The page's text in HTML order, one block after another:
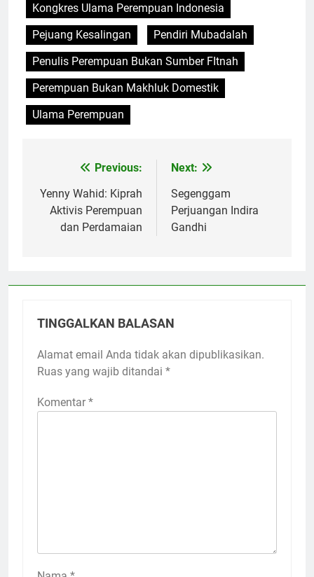
Kongkres Ulama Perempuan Indonesia
Pejuang Kesalingan
Pendiri Mubadalah
Penulis Perempuan Bukan Sumber FItnah
Perempuan Bukan Makhluk Domestik
Ulama Perempuan
Navigasi
pos
Previous:
Yenny Wahid: Kiprah
Aktivis Perempuan
dan Perdamaian
Next:
Segenggam
Perjuangan Indira
Gandhi
TINGGALKAN BALASAN
Alamat email Anda tidak akan dipublikasikan.
Ruas yang wajib ditandai *
Komentar *